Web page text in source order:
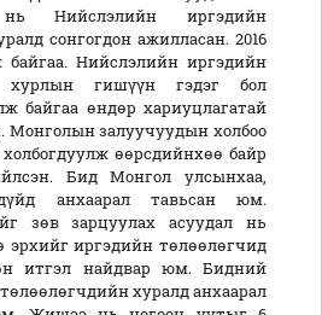
нь Нийслэлийн иргэдийн
сонгогдон ажилласан. 2016
Нийслэлийн иргэдийн
хурлын гишүүн гэдэг бол
байгаа өндөр хариуцлагатай
Монголын залуучуудын холбоо
өөрсдийнхөө байр
Бид Монгол улсынхаа,
анхаарал тавьсан юм.
зөв зарцуулах асуудал нь
эрхийг иргэдийн төлөөлөгчид
итгэл найдвар юм. Бидний
хуралд анхаарал